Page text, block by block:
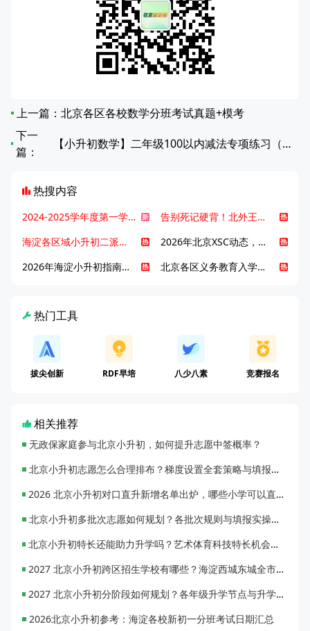
上一篇： 北京各区各校数学分班考试真题+模考
下一
篇：
【小升初数学】二年级100以内减法专项练习（第21-40篇）
热搜内容
2024-2025学年度第一学期北京各区期末考试真题试卷汇总
告别死记硬背！北外王牌精读词汇课，帮孩子突破英语词汇难关
海淀各区域小升初二派全攻略合集！区域一至五志愿填报、升学策略详解
2026年北京XSC动态，持续更新中ing...
2026年海淀小升初指南，一文了解招生政策要点
北京各区义务教育入学咨询电话汇总，25年小升初家长提前收藏
热门工具
拔尖创新 RDF早培 八少八素 竞赛报名
相关推荐
无政保家庭参与北京小升初，如何提升志愿中签概率？
北京小升初志愿怎么合理排布？梯度设置全套策略与填报避坑指南
2026 北京小升初对口直升新增名单出炉，哪些小学可以直升优质初中？
北京小升初多批次志愿如何规划？各批次规则与填报实操指南
北京小升初特长还能助力升学吗？艺术体育科技特长机会与误区全面解析
2027 北京小升初跨区招生学校有哪些？海淀西城东城全市招生校完整汇总
2027 北京小升初分阶段如何规划？各年级升学节点与升学通道全梳理
2026北京小升初参考：海淀各校新初一分班考试日期汇总